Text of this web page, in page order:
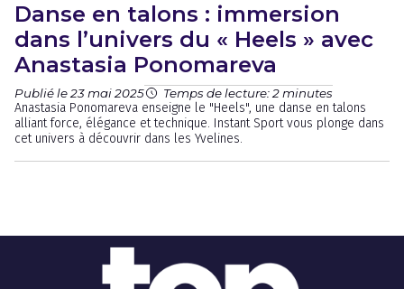
Danse en talons : immersion
dans l’univers du « Heels » avec
Anastasia Ponomareva
Publié le 23 mai 2025 Temps de lecture: 2 minutes
Anastasia Ponomareva enseigne le "Heels", une danse en talons
alliant force, élégance et technique. Instant Sport vous plonge dans
cet univers à découvrir dans les Yvelines.